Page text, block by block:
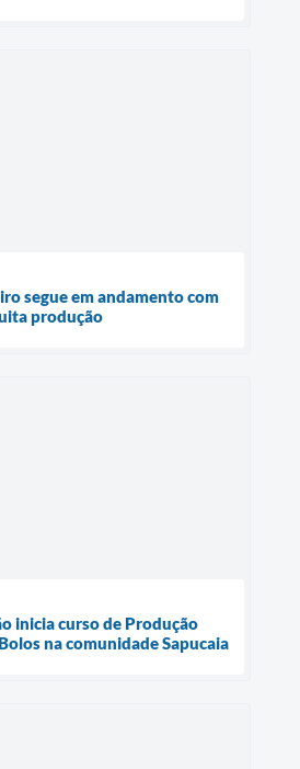
segue em andamento com
produção
inicia curso de Produção
na comunidade Sapucaia